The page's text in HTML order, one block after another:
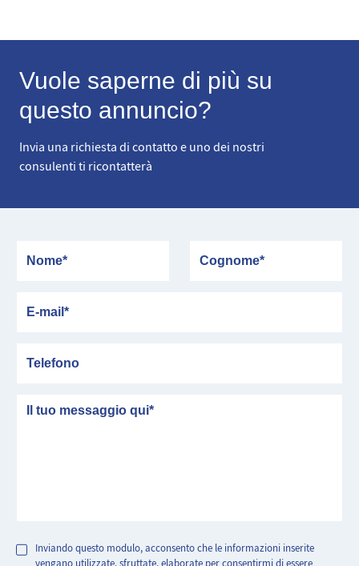
Vuole saperne di più su
questo annuncio?
Invia una richiesta di contatto e uno dei nostri
consulenti ti ricontatterà
messaggio
Inviando questo modulo, acconsento che le informazioni inserite
vengano utilizzate, sfruttate, elaborate per consentirmi di essere